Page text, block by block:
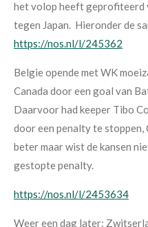
het volop heeft geprofiteerd
tegen Japan. Hieronder de
https://nos.nl/l/245362
Belgie opende met WK
Canada door een goal van
Daarvoor had keeper Tibo
door een penalty te stoppen,
beter maar wist de kansen
gestopte penalty.
https://nos.nl/l/2453634
Weer een dag later: